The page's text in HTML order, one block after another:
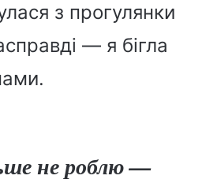
з прогулянки
— я бігла
не роблю —